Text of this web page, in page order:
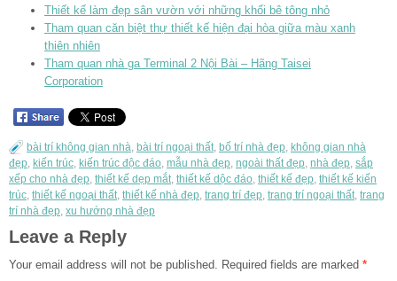
Thiết kế làm đẹp sân vườn với những khối bê tông nhỏ
Tham quan căn biệt thự thiết kế hiện đại hòa giữa màu xanh
thiên nhiên
Tham quan nhà ga Terminal 2 Nội Bài – Hãng Taisei
Corporation
bài trí không gian nhà, bài trí ngoại thất, bố trí nhà đẹp, không gian nhà
đẹp, kiến trúc, kiến trúc độc đáo, mẫu nhà đẹp, ngoài thất đẹp, nhà đẹp, sắp
xếp cho nhà đẹp, thiết kế dẹp mắt, thiết kế dộc đáo, thiết kế đẹp, thiết kế kiến
trúc, thiết kế ngoại thất, thiết kế nhà đẹp, trang trí đẹp, trang trí ngoại thất, trang
trí nhà đẹp, xu hướng nhà đẹp
Leave a Reply
Your email address will not be published. Required fields are marked *